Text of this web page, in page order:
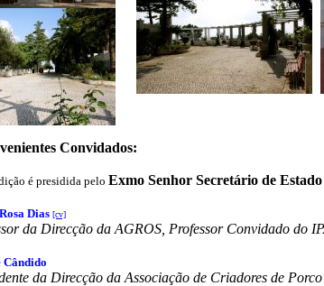
Convidados:
é presidida pelo Exmo Senhor Secretário de
Dias [cv]
da Direcção da AGROS, Professor Convidado do
Cândido
da Direcção da Associação de Criadores de